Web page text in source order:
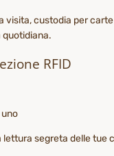
custodia per
quotidiana.
RFID
lettura segreta delle tue